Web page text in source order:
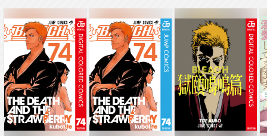
Fate/strange Fake -Whis…
TVアニメ『Fate/strange Fa
ke』